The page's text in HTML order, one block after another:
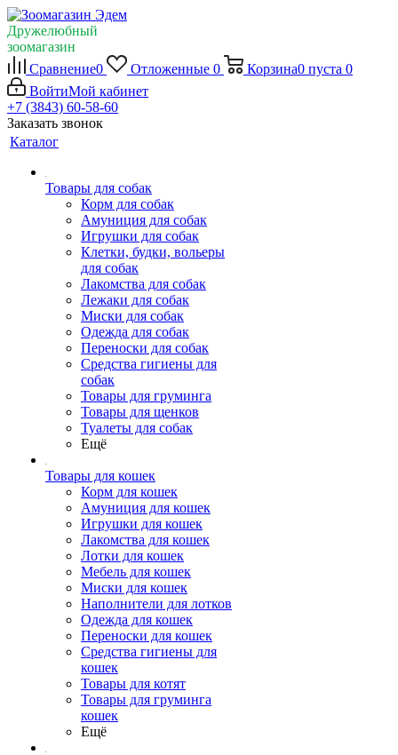
Дружелюбный
зоомагазин
Сравнение0 Отложенные 0 Корзина0 пуста 0
ВойтиМой кабинет
+7 (3843) 60-58-60
Заказать звонок
Каталог
Товары для собак
Корм для собак
Амуниция для собак
Игрушки для собак
Клетки, будки, вольеры
для собак
Лакомства для собак
Лежаки для собак
Миски для собак
Одежда для собак
Переноски для собак
Средства гигиены для
собак
Товары для груминга
Товары для щенков
Туалеты для собак
Ещё
Товары для кошек
Корм для кошек
Амуниция для кошек
Игрушки для кошек
Лакомства для кошек
Лотки для кошек
Мебель для кошек
Миски для кошек
Наполнители для лотков
Одежда для кошек
Переноски для кошек
Средства гигиены для
кошек
Товары для котят
Товары для груминга
кошек
Ещё